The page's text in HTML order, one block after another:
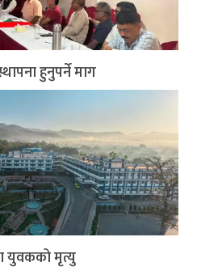
हुनुपर्ने माग
युवकको मृत्यु